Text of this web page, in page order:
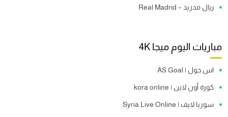
ريال مدريد – Real Madrid
مباريات اليوم ميجا 4K
اس جول | AS Goal
كورة أون لاين | kora online
سوريا لايف | Syria Live Online